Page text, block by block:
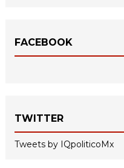
FACEBOOK
TWITTER
Tweets by IQpoliticoMx